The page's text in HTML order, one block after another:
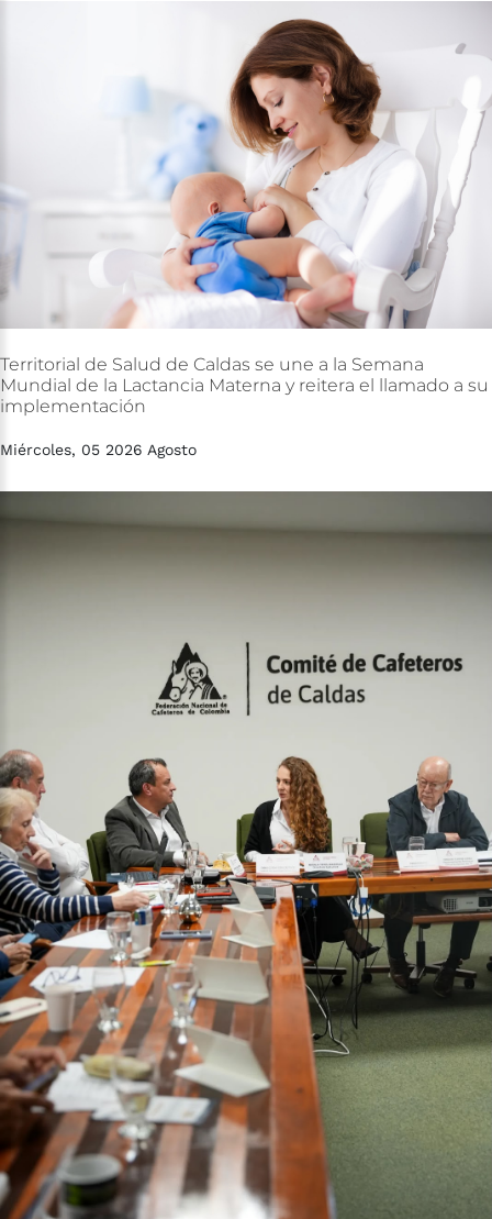
Territorial de Salud de Caldas se une a la Semana
Mundial de la Lactancia Materna y reitera el llamado a su
implementación
Miércoles, 05 2026 Agosto